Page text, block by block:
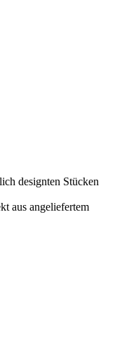
designten Stücken
aus angeliefertem